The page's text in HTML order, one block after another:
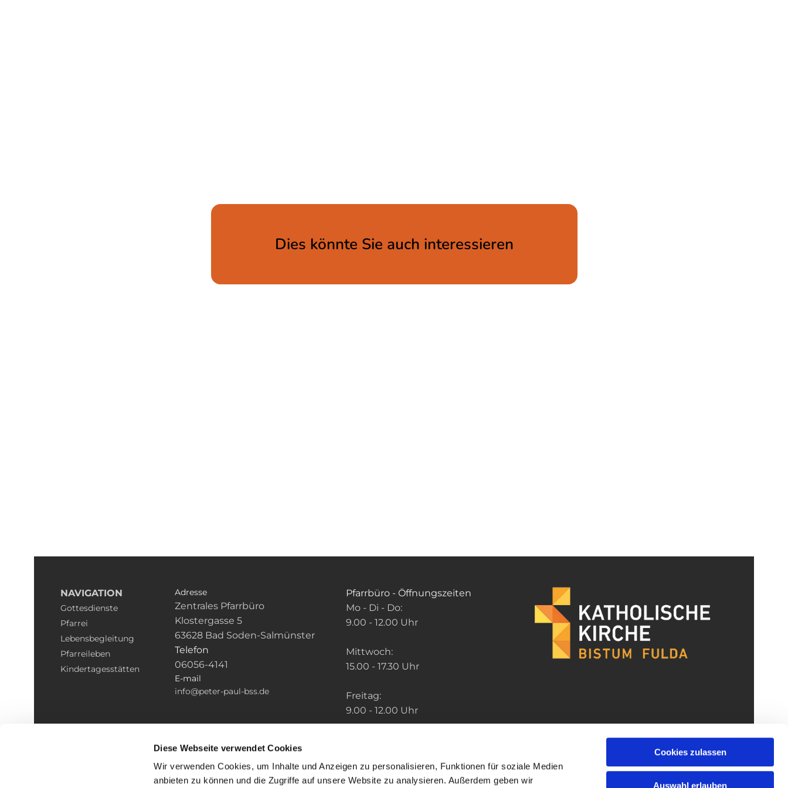
Diese Webseite verwendet Cookies
Wir verwenden Cookies, um Inhalte und Anzeigen zu personalisieren, Funktionen für soziale Medien
anbieten zu können und die Zugriffe auf unsere Website zu analysieren. Außerdem geben wir
Cookies zulassen
Auswahl erlauben
Dies könnte Sie auch interessieren
NAVIGATION
Gottesdienste
Pfarrei
Lebensbegleitung
Pfarreileben
Kindertagesstätten
Adresse
Zentrales Pfarrbüro
Klostergasse 5
63628 Bad Soden-Salmünster
Telefon
06056-4141
E-mail
info@peter-paul-bss.de
Pfarrbüro - Öffnungszeiten
Mo - Di - Do:
9.00 - 12.00 Uhr
Mittwoch:
15.00 - 17.30 Uhr
Freitag:
9.00 - 12.00 Uhr